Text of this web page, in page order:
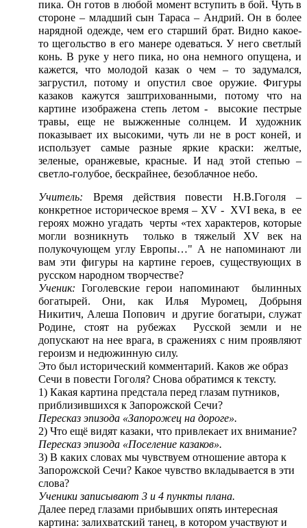
пика. Он готов в любой момент вступить в бой. Чуть в
стороне – младший сын Тараса – Андрий. Он в более
нарядной одежде, чем его старший брат. Видно какое-
то щегольство в его манере одеваться. У него светлый
конь. В руке у него пика, но она немного опущена, и
кажется, что молодой казак о чем – то задумался,
загрустил, потому и опустил свое оружие. Фигуры
казаков кажутся заштрихованными, потому что на
картине изображена степь летом - высокие пестрые
травы, еще не выжженные солнцем. И художник
показывает их высокими, чуть ли не в рост коней, и
использует самые разные яркие краски: желтые,
зеленые, оранжевые, красные. И над этой степью –
светло-голубое, бескрайнее, безоблачное небо.
Учитель: Время действия повести Н.В.Гоголя –
конкретное историческое время – XV - XVI века, в ее
героях можно угадать черты «тех характеров, которые
могли возникнуть только в тяжелый XV век на
полукочующем углу Европы…" А не напоминают ли
вам эти фигуры на картине героев, существующих в
русском народном творчестве?
Ученик: Гоголевские герои напоминают былинных
богатырей. Они, как Илья Муромец, Добрыня
Никитич, Алеша Попович и другие богатыри, служат
Родине, стоят на рубежах Русской земли и не
допускают на нее врага, в сражениях с ним проявляют
героизм и недюжинную силу.
Это был исторический комментарий. Каков же образ
Сечи в повести Гоголя? Снова обратимся к тексту.
1) Какая картина предстала перед глазам путников,
приблизившихся к Запорожской Сечи?
Пересказ эпизода «Запорожец на дороге».
2) Что ещё видят казаки, что привлекает их внимание?
Пересказ эпизода «Поселение казаков».
3) В каких словах мы чувствуем отношение автора к
Запорожской Сечи? Какое чувство вкладывается в эти
слова?
Ученики записывают 3 и 4 пункты плана.
Далее перед глазами прибывших опять интересная
картина: залихватский танец, в котором участвуют и